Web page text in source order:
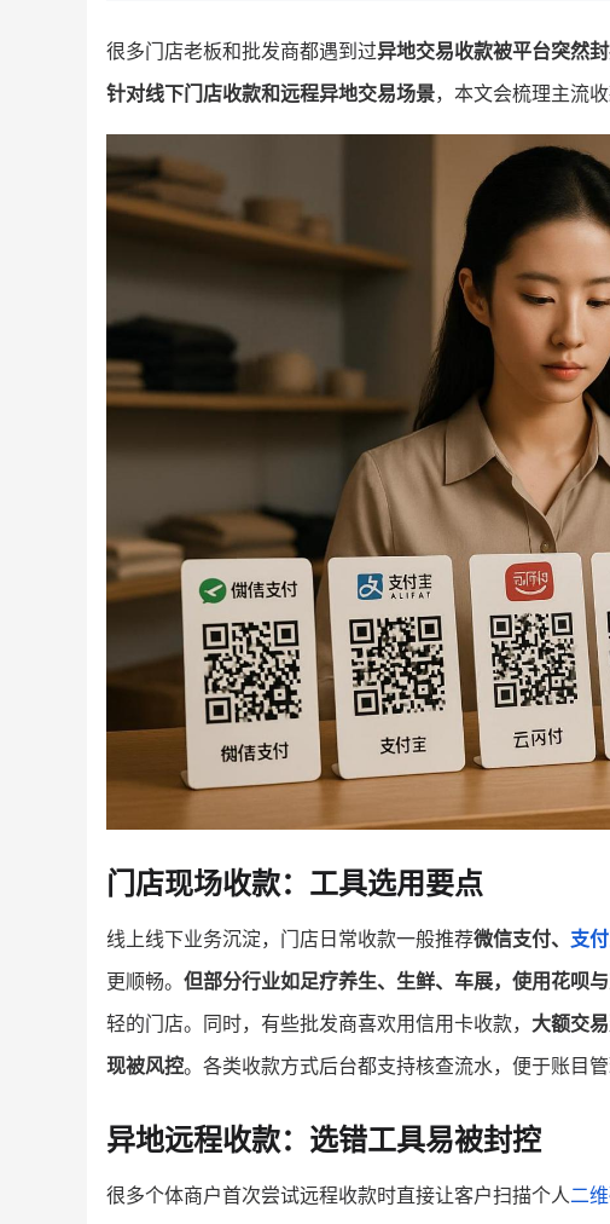
很多门店老板和批发商都遇到过异地交易收款被平台突然
针对线下门店收款和远程异地交易场景，本文会梳理主流
门店现场收款：工具选用要点
线上线下业务沉淀，门店日常收款一般推荐微信支付、 支
更顺畅。 但部分行业如足疗养生、生鲜、车展，使用花呗
轻的门店。同时，有些批发商喜欢用信用卡收款， 大额交
现被风控。各类收款方式后台都支持核查流水，便于账目管
异地远程收款：选错工具易被封控
很多个体商户首次尝试远程收款时直接让客户扫描个人二